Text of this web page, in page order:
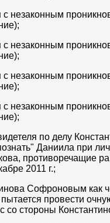
незаконным
незаконным
незаконным
незаконным
по делу
Даниила при
противоречащие
2011 г.;
Софроновым как
провести
со стороны